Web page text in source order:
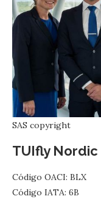
SAS copyright
TUIfly Nordic
Código OACI: BLX
Código IATA: 6B